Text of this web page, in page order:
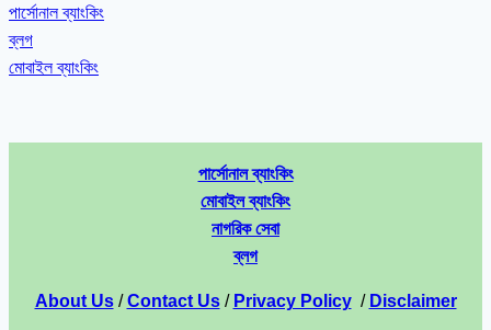
পার্সোনাল ব্যাংকিং
ব্লগ
মোবাইল ব্যাংকিং
পার্সোনাল ব্যাংকিং
মোবাইল ব্যাংকিং
নাগরিক সেবা
ব্লগ
About Us/Contact Us/ Privacy Policy / Disclaimer